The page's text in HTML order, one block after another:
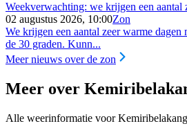
Weekverwachting: we krijgen een aantal
02 augustus 2026, 10:00Zon
We krijgen een aantal zeer warme dagen
de 30 graden. Kunn...
Meer nieuws over de zon
Meer over
Alle weerinformatie voor Kemiribelakang